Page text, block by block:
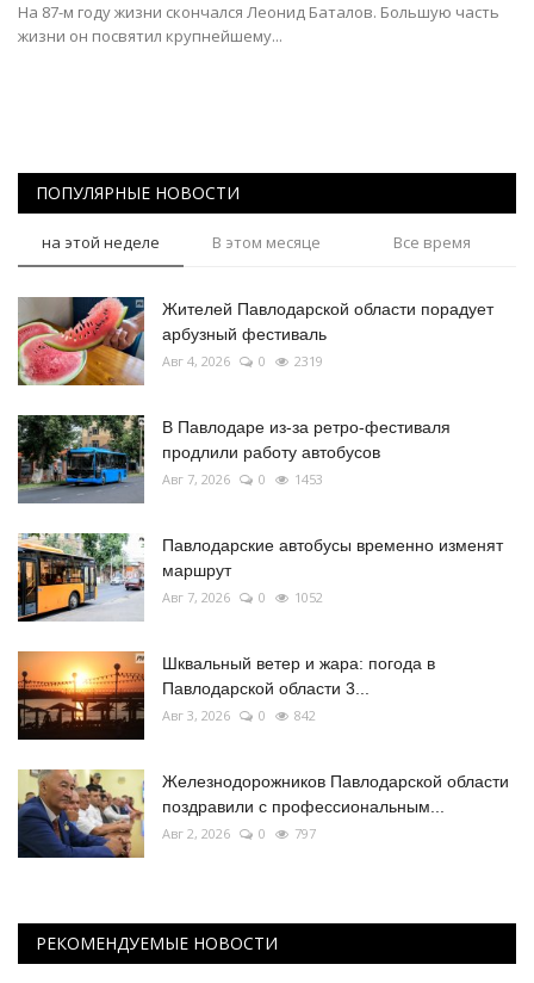
OFFICIAL
Қазақша Русский
На 87-м году жизни скончался Леонид Баталов. Большую часть
жизни он посвятил крупнейшему...
ПОПУЛЯРНЫЕ НОВОСТИ
на этой неделе В этом месяце Все время
Жителей Павлодарской области порадует
арбузный фестиваль
Авг 4, 2026 0 2319
В Павлодаре из-за ретро-фестиваля
продлили работу автобусов
Авг 7, 2026 0 1453
Павлодарские автобусы временно изменят
маршрут
Авг 7, 2026 0 1052
Шквальный ветер и жара: погода в
Павлодарской области 3...
Авг 3, 2026 0 842
Железнодорожников Павлодарской области
поздравили с профессиональным...
Авг 2, 2026 0 797
РЕКОМЕНДУЕМЫЕ НОВОСТИ